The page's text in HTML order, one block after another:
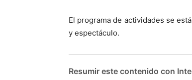
El programa de actividades se
y espectáculo.
Resumir este contenido con